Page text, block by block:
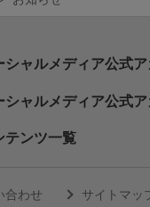
シャルメディア公式
シャルメディア公式
テンツ一覧
合わせ サイトマッ